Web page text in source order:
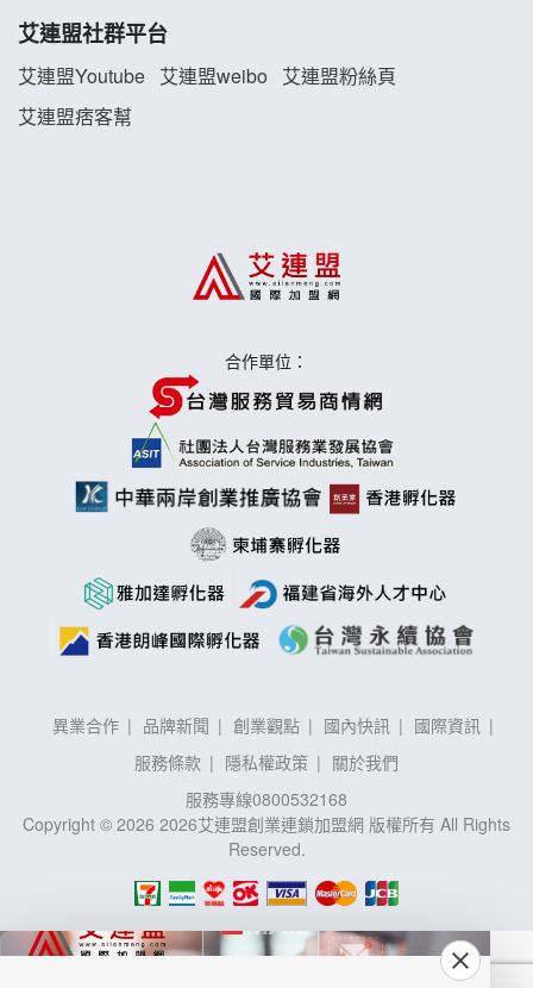
珍好味臭臭鍋加盟說明會
藍象廷泰式火鍋加盟說明會
日十。早午食加盟說明會
莫尼早餐Morni加盟說明會
艾連盟社群平台
艾連盟Youtube 艾連盟weibo
艾連盟粉絲頁
艾連盟痞客幫
合作單位：
異業合作 品牌新聞 創業觀點 國內快訊
國際資訊
服務條款
隱私權政策
關於我們
服務專線0800532168
Copyright © 2026 2026艾連盟創業連鎖加盟網 版權所有 All Rights
Reserved.